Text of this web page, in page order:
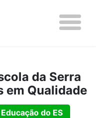
da Serra
em Qualidade
do ES